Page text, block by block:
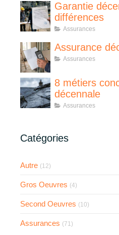
Garantie
différences
Assurances
Assurance
Assurances
8 métiers
décennale
Assurances
Catégories
Autre (12)
Gros Oeuvres (4)
Second Oeuvres (10)
Assurances (71)